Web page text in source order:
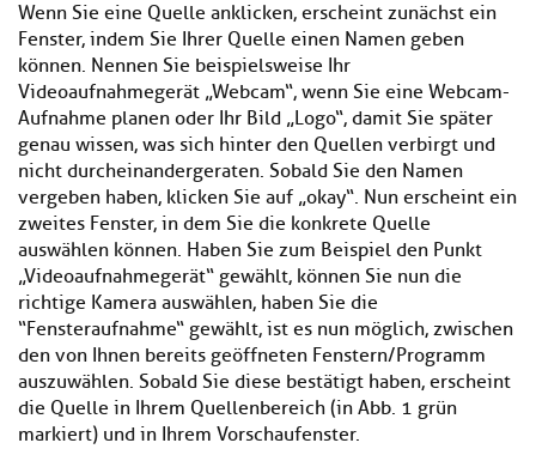
Wenn Sie eine Quelle anklicken, erscheint zunächst ein
Fenster, indem Sie Ihrer Quelle einen Namen geben
können. Nennen Sie beispielsweise Ihr
Videoaufnahmegerät „Webcam“, wenn Sie eine Webcam-
Aufnahme planen oder Ihr Bild „Logo“, damit Sie später
genau wissen, was sich hinter den Quellen verbirgt und
nicht durcheinandergeraten. Sobald Sie den Namen
vergeben haben, klicken Sie auf „okay“. Nun erscheint ein
zweites Fenster, in dem Sie die konkrete Quelle
auswählen können. Haben Sie zum Beispiel den Punkt
„Videoaufnahmegerät“ gewählt, können Sie nun die
richtige Kamera auswählen, haben Sie die
“Fensteraufnahme“ gewählt, ist es nun möglich, zwischen
den von Ihnen bereits geöffneten Fenstern/Programm
auszuwählen. Sobald Sie diese bestätigt haben, erscheint
die Quelle in Ihrem Quellenbereich (in Abb. 1 grün
markiert) und in Ihrem Vorschaufenster.